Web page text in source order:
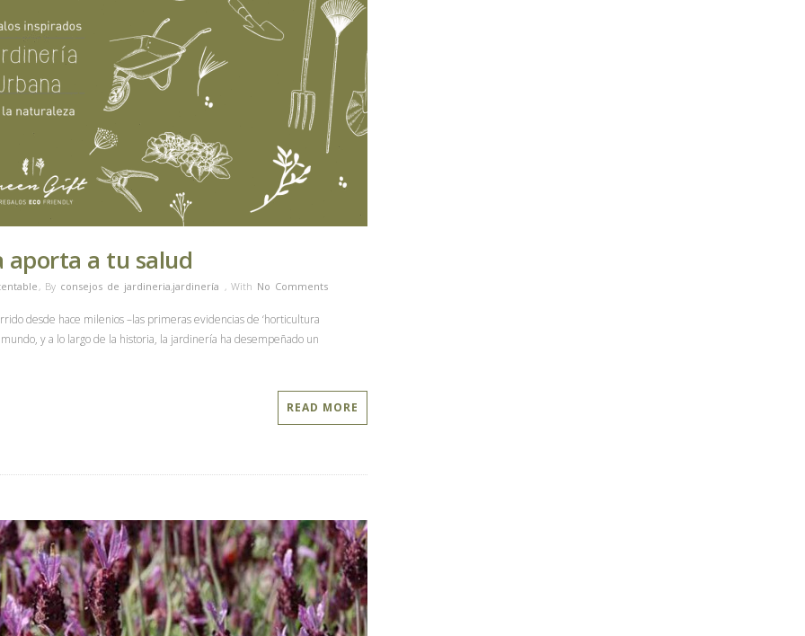
aporta a tu salud
, By consejos de jardineria,jardinería , With No Comments
desde hace milenios –las primeras evidencias de ‘horticultura
y a lo largo de la historia, la jardinería ha desempeñado un
READ MORE